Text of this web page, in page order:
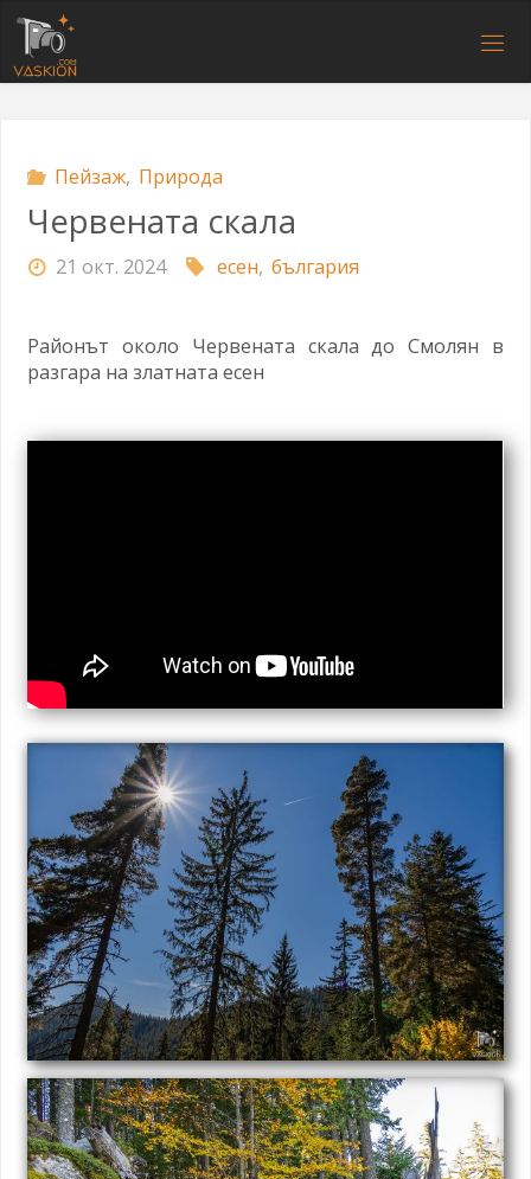
Напред
към
съдържанието
ASKI
M
Пейзаж, Природа
Червената скала
21 окт. 2024 есен, българия
Районът около Червената скала до Смолян в
разгара на златната есен